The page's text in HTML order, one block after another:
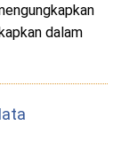
dalam